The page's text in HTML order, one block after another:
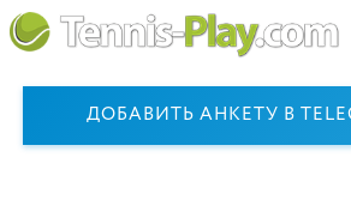
ДОБАВИТЬ АНКЕТУ В